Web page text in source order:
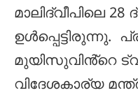
മാലിദ്വീപിലെ
ഉൾപ്പെട്ടിരുന്നു.
മുയിസുവിൻ്റെ
വിദേശകാര്യ